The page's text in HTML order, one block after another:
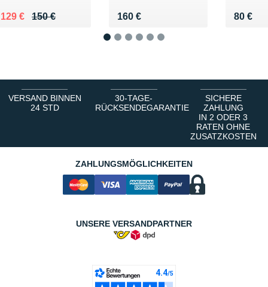
150 €
Au lieu de 150 €
129 €
Vendu 129 € 160 €
Vendu 160 € 80 €
Vendu
VERSAND BINNEN
24 STD
30-TAGE-
RÜCKSENDEGARANTIE
SICHERE
ZAHLUNG
IN 2 ODER 3
RATEN OHNE
ZUSATZKOSTEN
ZAHLUNGSMÖGLICHKEITEN
UNSERE VERSANDPARTNER